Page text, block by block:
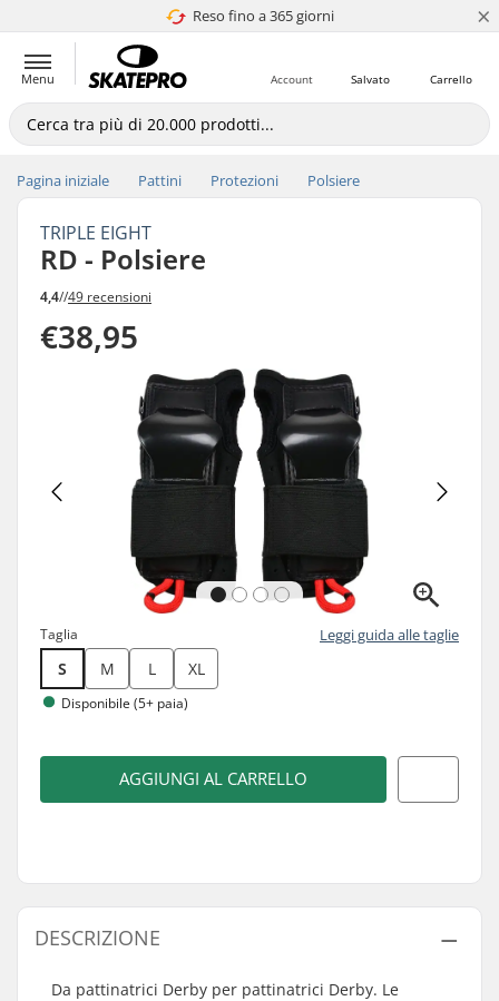
Reso fino a 365 giorni
4.8 di 5 ×
Menu Carrello
Salvato
Account
Pagina iniziale Pattini Protezioni Polsiere
TRIPLE EIGHT
RD - Polsiere
4,4//49 recensioni
€38,95
Taglia Leggi guida alle taglie
S M L XL
Disponibile (5+ paia)
AGGIUNGI AL CARRELLO
DESCRIZIONE
Da pattinatrici Derby per pattinatrici Derby. Le